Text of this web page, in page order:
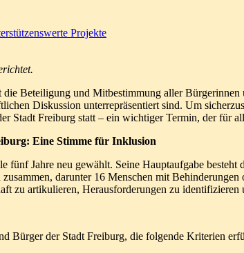
Projekte
Beteiligung und Mitbestimmung aller
Diskussion unterrepräsentiert sind. Um
Stadt Freiburg statt – ein wichtiger Termin, der für
Eine Stimme für Inklusion
fünf Jahre neu gewählt. Seine Hauptaufgabe
darunter 16 Menschen mit
zu artikulieren, Herausforderungen zu
Bürger der Stadt Freiburg, die folgende Kriterien